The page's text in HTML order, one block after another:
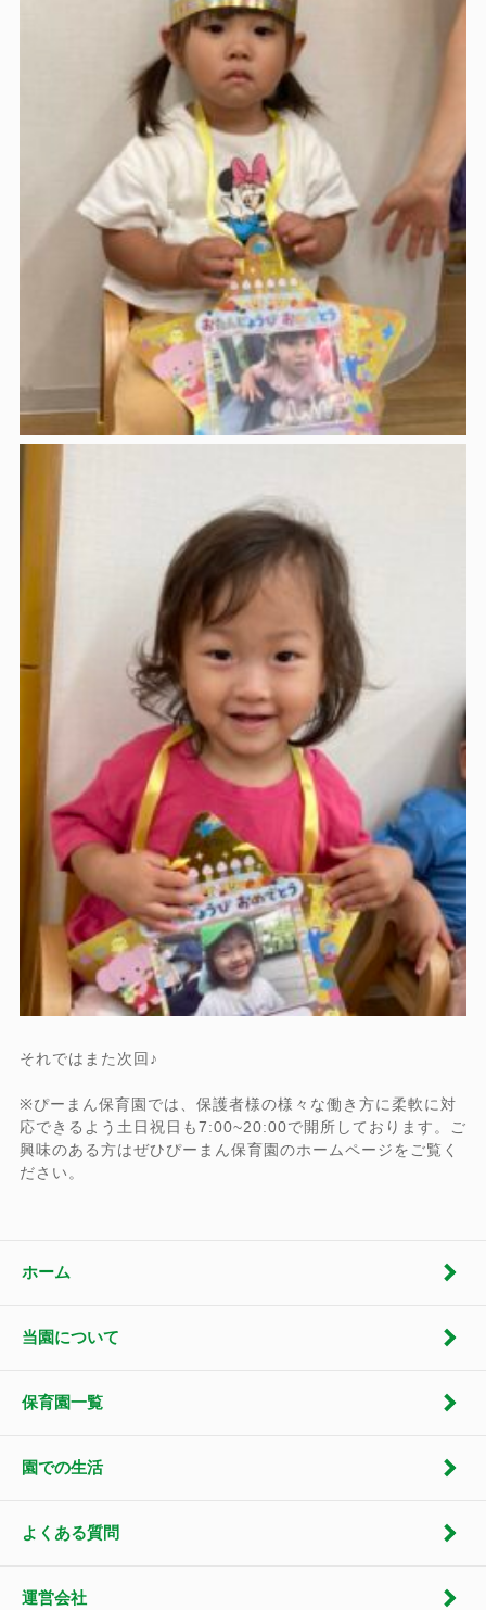
それではまた次回♪
※ぴーまん保育園では、保護者様の様々な働き方に柔軟に対
応できるよう土日祝日も7:00~20:00で開所しております。ご
興味のある方はぜひぴーまん保育園のホームページをご覧く
ださい。
ホーム
当園について
保育園一覧
園での生活
よくある質問
運営会社